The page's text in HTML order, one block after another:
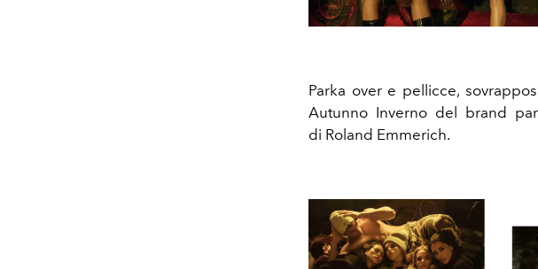
Parka over e pellicce,
Autunno Inverno del brand
di Roland Emmerich.